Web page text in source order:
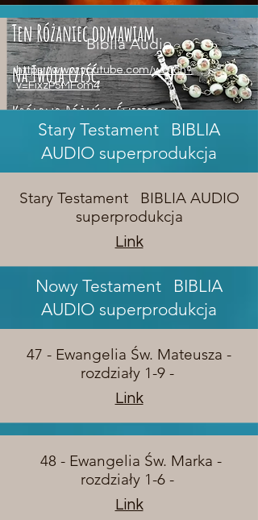
Biblia Audio
https://www.youtube.com/watch?
v=FixzP5MFom4
Stary Testament BIBLIA
AUDIO superprodukcja
Stary Testament BIBLIA AUDIO
superprodukcja
Link
Nowy Testament BIBLIA
AUDIO superprodukcja
47 - Ewangelia Św. Mateusza -
rozdziały 1-9 -
Link
48 - Ewangelia Św. Marka -
rozdziały 1-6 -
Link